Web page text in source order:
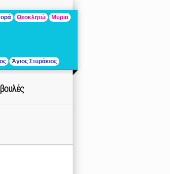
Θεοκλητώ
Μύρια
Άγιος Στυράκιος